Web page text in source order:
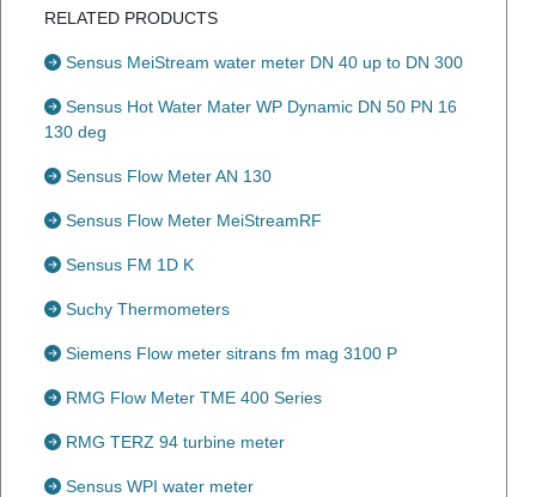
RELATED PRODUCTS
Sensus MeiStream water meter DN 40 up to DN 300
Sensus Hot Water Mater WP Dynamic DN 50 PN 16
130 deg
Sensus Flow Meter AN 130
Sensus Flow Meter MeiStreamRF
Sensus FM 1D K
Suchy Thermometers
Siemens Flow meter sitrans fm mag 3100 P
RMG Flow Meter TME 400 Series
RMG TERZ 94 turbine meter
Sensus WPI water meter